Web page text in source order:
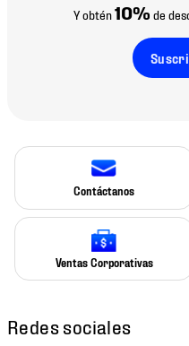
Y obtén10% de
Contáctanos
Ventas Corporativas
Redes sociales